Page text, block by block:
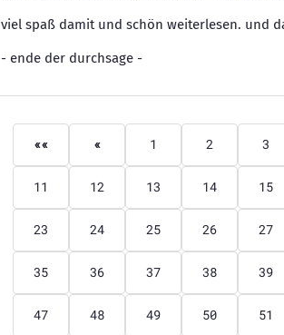
viel spaß damit und schön weiterlesen. und
- ende der durchsage -
«« « 1 2 3
11 12 13 14 15
23 24 25 26 27
35 36 37 38 39
47 48 49 50 51